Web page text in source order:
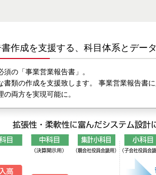
作成を支援する、科目体系とデー
の「事業営業報告書」。
書類の作成を支援致します。 事業営業報告書
両方を実現可能に。